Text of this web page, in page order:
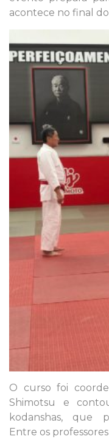
acontece no final
O curso foi
Shimotsu e
kodanshas, que
Entre os